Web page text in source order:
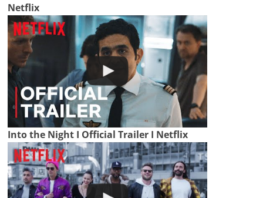
Netflix
Into the Night I Official Trailer I Netflix